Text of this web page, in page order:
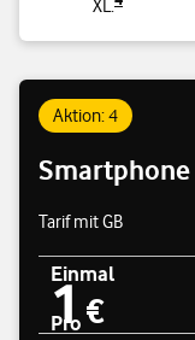
XL.
Aktion: 4
Smartphone
Tarif mit GB
Preisübersicht
Einmal
1 € einmal
1€
Pro